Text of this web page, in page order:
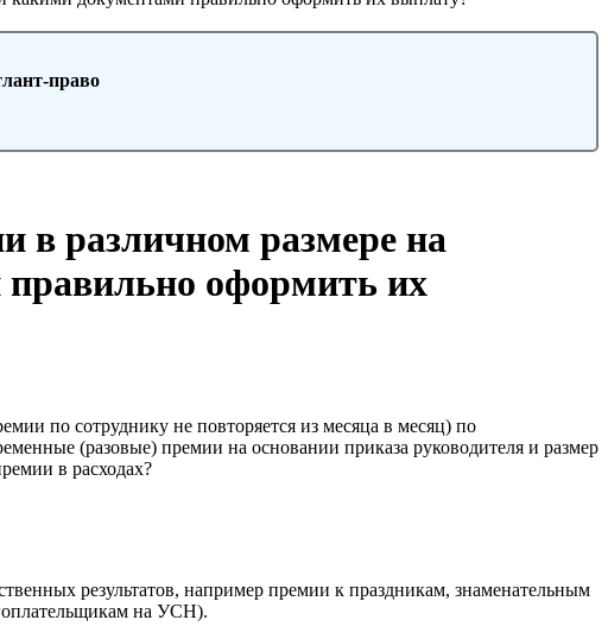
право
в различном размере на
правильно оформить их
по сотруднику не повторяется из месяца в месяц) по
(разовые) премии на основании приказа руководителя и размер
в расходах?
результатов, например премии к праздникам, знаменательным
на УСН).